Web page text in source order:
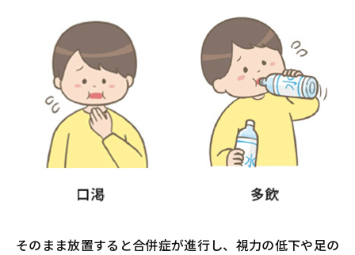
そのまま放置すると合併症が進行し、視力の低下や足の